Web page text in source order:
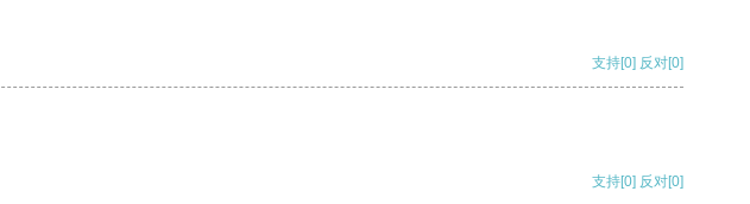
支持[0] 反对[0]
支持[0] 反对[0]